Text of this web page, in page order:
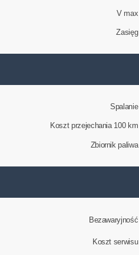
V max
Zasięg
Spalanie
Koszt przejechania 100 km
Zbiornik paliwa
Bezawaryjność
Koszt serwisu